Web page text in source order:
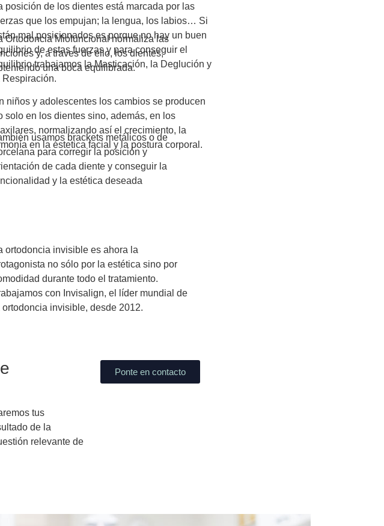
posición de los dientes está marcada por las
que los empujan; la lengua, los labios… Si
mal posicionados es porque no hay un buen
de estas fuerzas y para conseguir el
trabajamos la Masticación, la Deglución y
Respiración.
niños y adolescentes los cambios se producen
solo en los dientes sino, además, en los
normalizando así el crecimiento, la
en la éstetica facial y la postura corporal.
Ortodoncia Miofuncional normaliza las
y, a traves de ello, los dientes,
una boca equilibrada.
usamos brackets metálicos o de
para corregir la posición y
de cada diente y conseguir la
y la estética deseada
ortodoncia invisible es ahora la
no sólo por la estética sino por
durante todo el tratamiento.
con Invisalign, el líder mundial de
ortodoncia invisible, desde 2012.
tus
de la
relevante de
Ponte en contacto